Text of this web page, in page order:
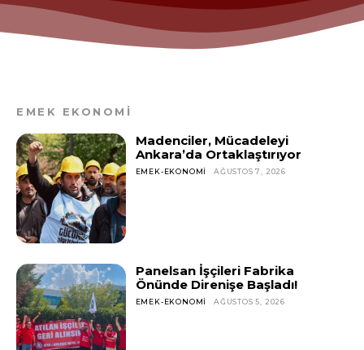
EMEK EKONOMİ
Madenciler, Mücadeleyi
Ankara’da Ortaklaştırıyor
EMEK-EKONOMI AĞUSTOS 7, 2026
Panelsan İşçileri Fabrika
Önünde Direnişe Başladı!
EMEK-EKONOMI AĞUSTOS 5, 2026